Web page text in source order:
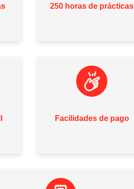
250 horas de prácticas
Facilidades de pago